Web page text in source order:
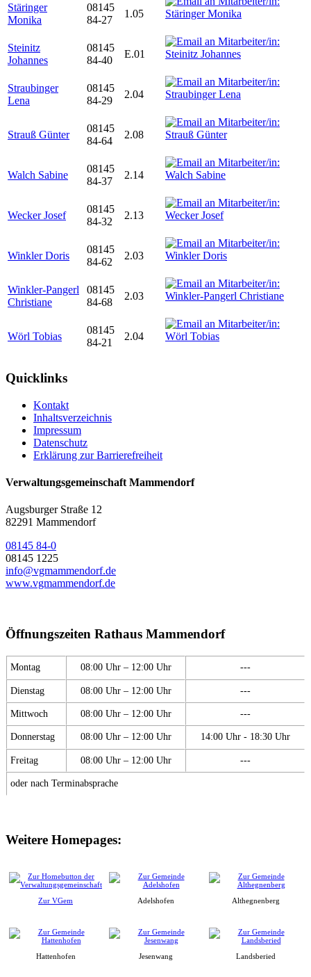
Stäringer
Monika
08145
84-27
1.05
Steinitz
Johannes
08145
84-40
E.01
Straubinger
Lena
08145
84-29
2.04
Strauß Günter
08145
84-64
2.08
Walch Sabine
08145
84-37
2.14
Wecker Josef
08145
84-32
2.13
Winkler Doris
08145
84-62
2.03
Winkler-Pangerl
Christiane
08145
84-68
2.03
Wörl Tobias
08145
84-21
2.04
Quicklinks
Kontakt
Inhaltsverzeichnis
Impressum
Datenschutz
Erklärung zur Barrierefreiheit
Verwaltungsgemeinschaft Mammendorf
Augsburger Straße 12
82291 Mammendorf
08145 84-0
08145 1225
info@vgmammendorf.de
www.vgmammendorf.de
Öffnungszeiten Rathaus Mammendorf
Montag 08:00 Uhr – 12:00 Uhr ---
Dienstag 08:00 Uhr – 12:00 Uhr ---
Mittwoch 08:00 Uhr – 12:00 Uhr ---
Donnerstag 08:00 Uhr – 12:00 Uhr 14:00 Uhr - 18:30 Uhr
Freitag 08:00 Uhr – 12:00 Uhr ---
oder nach Terminabsprache
Weitere Homepages:
Zur VGem Adelshofen Althegnenberg
Hattenhofen Jesenwang Landsberied